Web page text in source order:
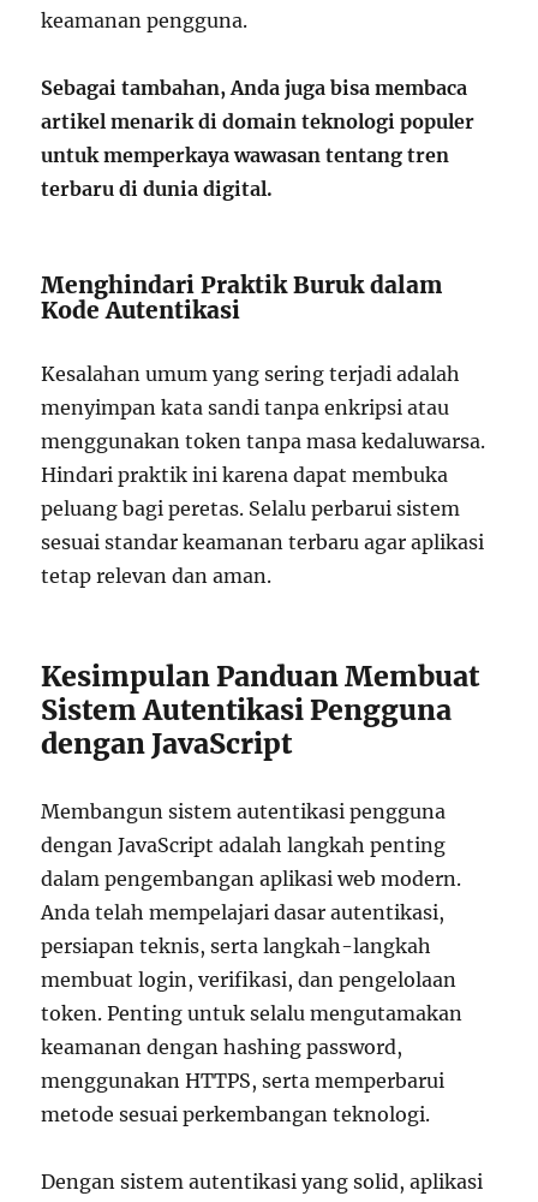
keamanan pengguna.
Sebagai tambahan, Anda juga bisa membaca
artikel menarik di domain teknologi populer
untuk memperkaya wawasan tentang tren
terbaru di dunia digital.
Menghindari Praktik Buruk dalam
Kode Autentikasi
Kesalahan umum yang sering terjadi adalah
menyimpan kata sandi tanpa enkripsi atau
menggunakan token tanpa masa kedaluwarsa.
Hindari praktik ini karena dapat membuka
peluang bagi peretas. Selalu perbarui sistem
sesuai standar keamanan terbaru agar aplikasi
tetap relevan dan aman.
Kesimpulan Panduan Membuat
Sistem Autentikasi Pengguna
dengan JavaScript
Membangun sistem autentikasi pengguna
dengan JavaScript adalah langkah penting
dalam pengembangan aplikasi web modern.
Anda telah mempelajari dasar autentikasi,
persiapan teknis, serta langkah-langkah
membuat login, verifikasi, dan pengelolaan
token. Penting untuk selalu mengutamakan
keamanan dengan hashing password,
menggunakan HTTPS, serta memperbarui
metode sesuai perkembangan teknologi.
Dengan sistem autentikasi yang solid, aplikasi